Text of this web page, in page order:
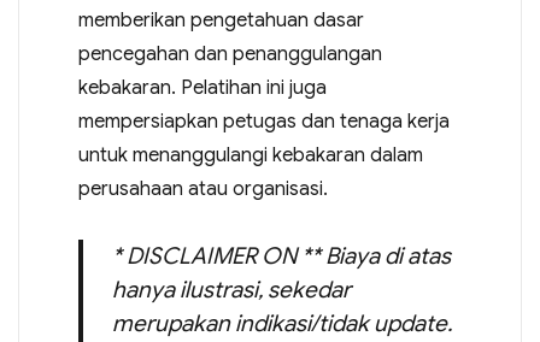
memberikan pengetahuan dasar
pencegahan dan penanggulangan
kebakaran. Pelatihan ini juga
mempersiapkan petugas dan tenaga kerja
untuk menanggulangi kebakaran dalam
perusahaan atau organisasi.
* DISCLAIMER ON ** Biaya di atas
hanya ilustrasi, sekedar
merupakan indikasi/tidak update.